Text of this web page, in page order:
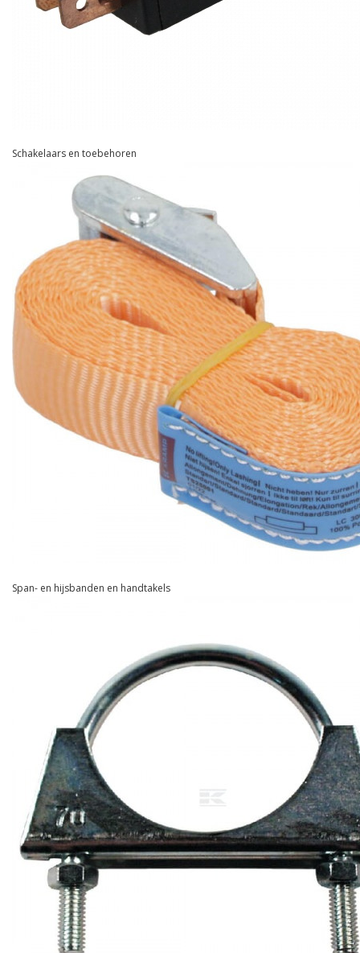
Schakelaars en toebehoren
Span- en hijsbanden en handtakels